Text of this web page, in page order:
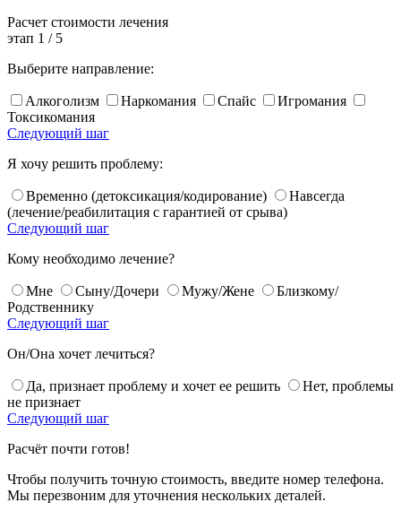
Расчет стоимости лечения
этап 1 / 5
Выберите направление:
Алкоголизм Наркомания Спайс
Игромания
Токсикомания
Следующий шаг
Я хочу решить проблему:
Временно (детоксикация/кодирование)
Навсегда
(лечение/реабилитация с гарантией от срыва)
Следующий шаг
Кому необходимо лечение?
Мне Сыну/Дочери Мужу/Жене
Близкому/
Родственнику
Следующий шаг
Он/Она хочет лечиться?
Да, признает проблему и хочет ее решить
Нет, проблемы
не признает
Следующий шаг
Расчёт почти готов!
Чтобы получить точную стоимость, введите номер телефона.
Мы перезвоним для уточнения нескольких деталей.